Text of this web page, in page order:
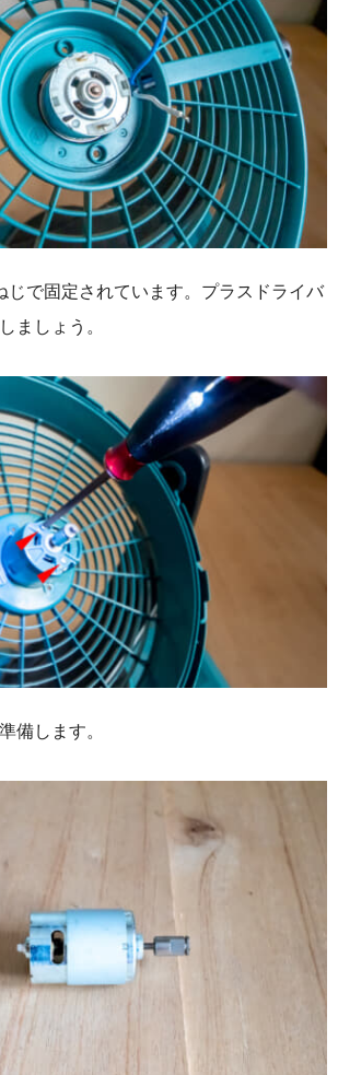
じで固定されています。プラスドライバ
ましょう。
備します。